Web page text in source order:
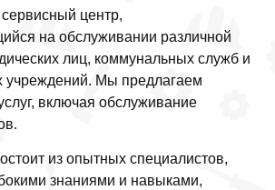
центр,
на обслуживании различной
лиц, коммунальных служб и
учреждений. Мы предлагаем
включая обслуживание
из опытных специалистов,
знаниями и навыками,